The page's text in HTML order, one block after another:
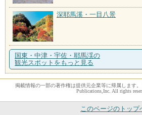
深耶馬溪・一目八景
国東・中津・宇佐・耶馬渓の
観光スポットをもっと見る
掲載情報の一部の著作権は提供元企業等に帰属します。
Publications,Inc. All rights
このページのトップ